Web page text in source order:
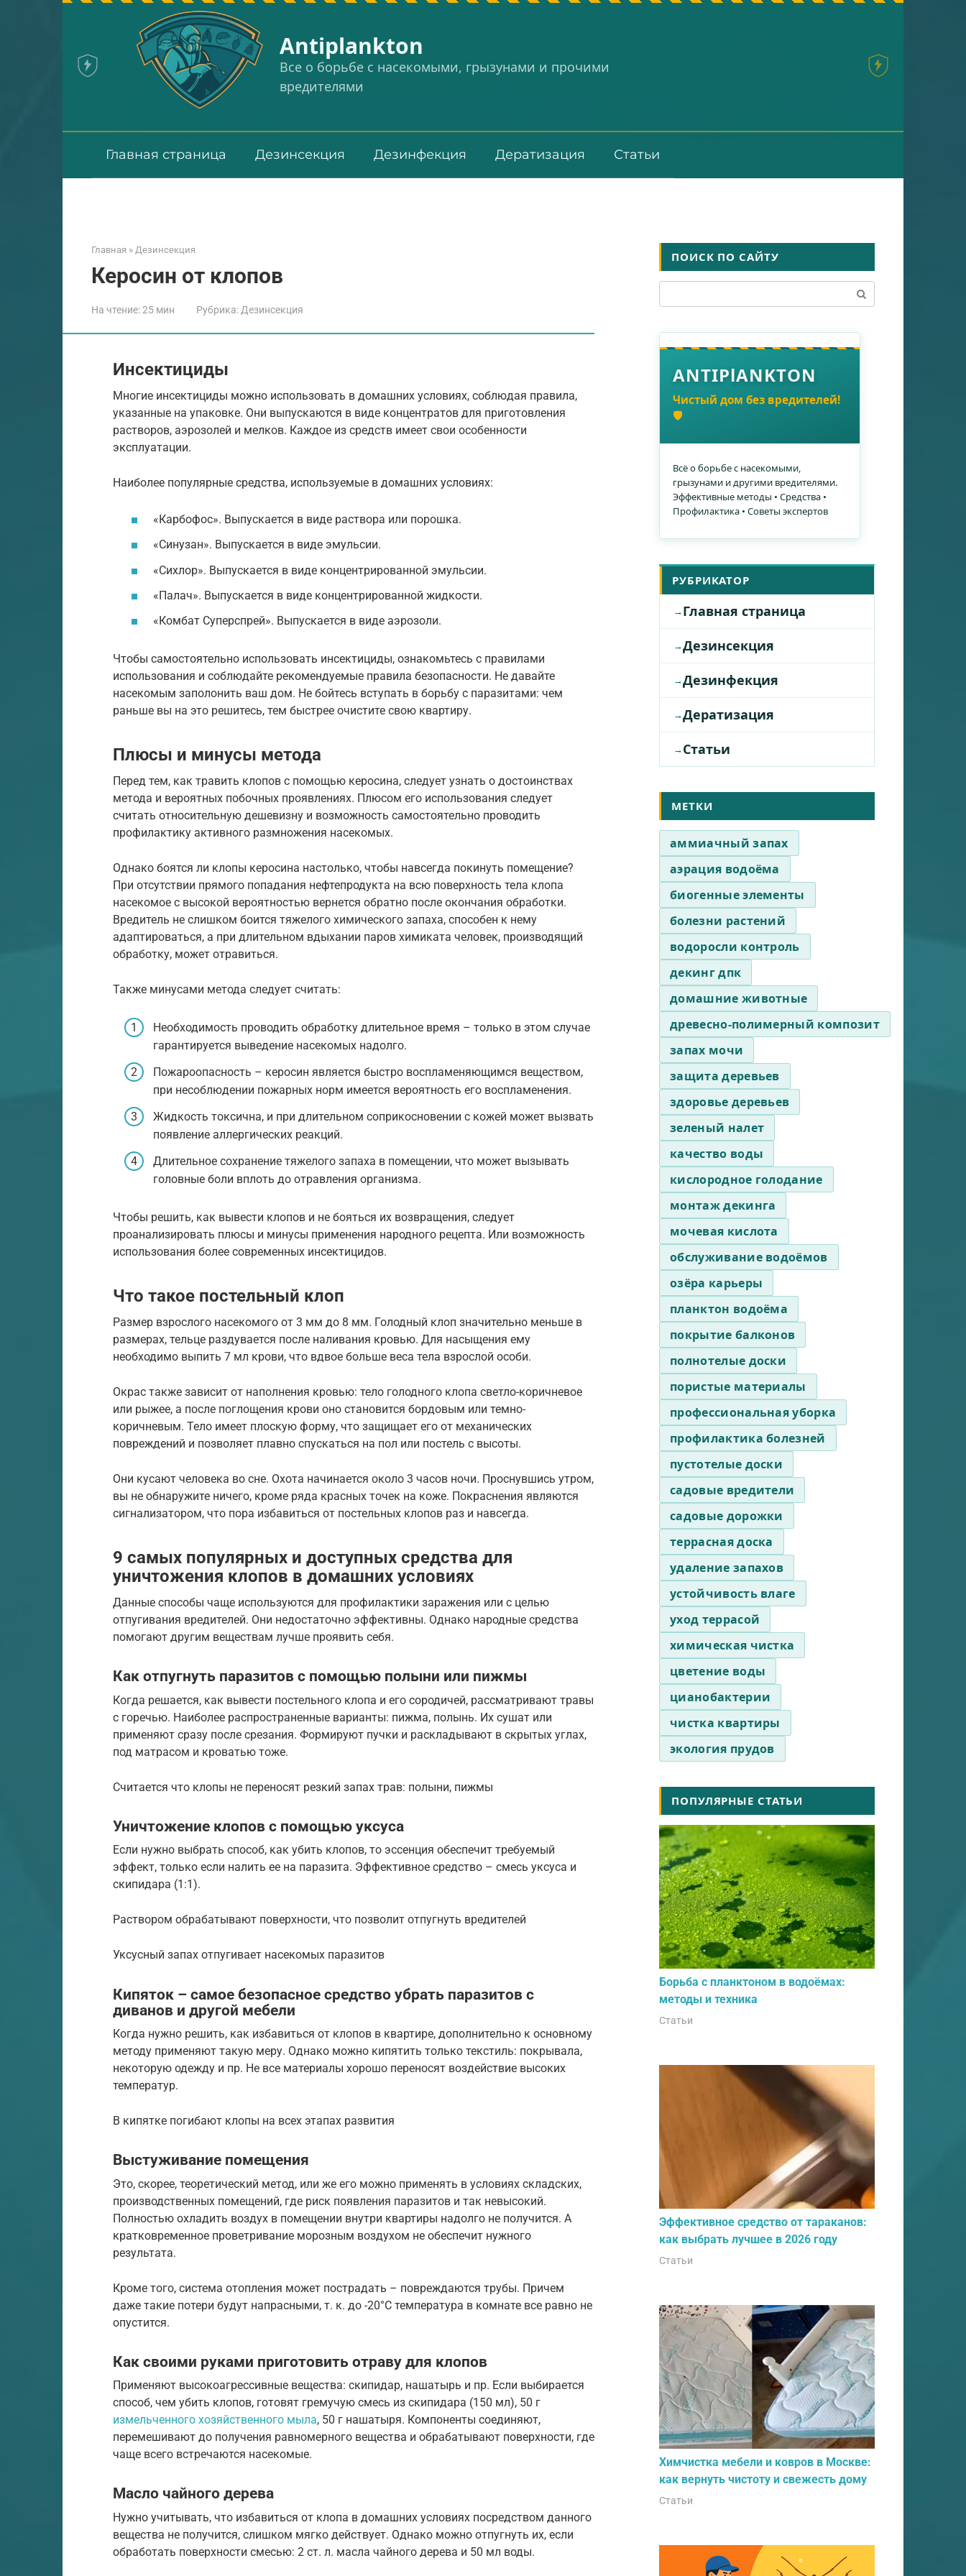
Аntiplankton
Все о борьбе с насекомыми, грызунами и прочими
вредителями
Главная страница Дезинсекция Дезинфекция Дератизация Статьи
Главная » Дезинсекция
Керосин от клопов
На чтение:25 мин Рубрика: Дезинсекция
Инсектициды
Многие инсектициды можно использовать в домашних условиях, соблюдая правила,
указанные на упаковке. Они выпускаются в виде концентратов для приготовления
растворов, аэрозолей и мелков. Каждое из средств имеет свои особенности
эксплуатации.
Наиболее популярные средства, используемые в домашних условиях:
«Карбофос». Выпускается в виде раствора или порошка.
«Синузан». Выпускается в виде эмульсии.
«Сихлор». Выпускается в виде концентрированной эмульсии.
«Палач». Выпускается в виде концентрированной жидкости.
«Комбат Суперспрей». Выпускается в виде аэрозоли.
Чтобы самостоятельно использовать инсектициды, ознакомьтесь с правилами
использования и соблюдайте рекомендуемые правила безопасности. Не давайте
насекомым заполонить ваш дом. Не бойтесь вступать в борьбу с паразитами: чем
раньше вы на это решитесь, тем быстрее очистите свою квартиру.
Плюсы и минусы метода
Перед тем, как травить клопов с помощью керосина, следует узнать о достоинствах
метода и вероятных побочных проявлениях. Плюсом его использования следует
считать относительную дешевизну и возможность самостоятельно проводить
профилактику активного размножения насекомых.
Однако боятся ли клопы керосина настолько, чтобы навсегда покинуть помещение?
При отсутствии прямого попадания нефтепродукта на всю поверхность тела клопа
насекомое с высокой вероятностью вернется обратно после окончания обработки.
Вредитель не слишком боится тяжелого химического запаха, способен к нему
адаптироваться, а при длительном вдыхании паров химиката человек, производящий
обработку, может отравиться.
Также минусами метода следует считать:
Необходимость проводить обработку длительное время – только в этом случае
гарантируется выведение насекомых надолго.
Пожароопасность – керосин является быстро воспламеняющимся веществом,
при несоблюдении пожарных норм имеется вероятность его воспламенения.
Жидкость токсична, и при длительном соприкосновении с кожей может вызвать
появление аллергических реакций.
Длительное сохранение тяжелого запаха в помещении, что может вызывать
головные боли вплоть до отравления организма.
Чтобы решить, как вывести клопов и не бояться их возвращения, следует
проанализировать плюсы и минусы применения народного рецепта. Или возможность
использования более современных инсектицидов.
Что такое постельный клоп
Размер взрослого насекомого от 3 мм до 8 мм. Голодный клоп значительно меньше в
размерах, тельце раздувается после наливания кровью. Для насыщения ему
необходимо выпить 7 мл крови, что вдвое больше веса тела взрослой особи.
Окрас также зависит от наполнения кровью: тело голодного клопа светло-коричневое
или рыжее, а после поглощения крови оно становится бордовым или темно-
коричневым. Тело имеет плоскую форму, что защищает его от механических
повреждений и позволяет плавно спускаться на пол или постель с высоты.
Они кусают человека во сне. Охота начинается около 3 часов ночи. Проснувшись утром,
вы не обнаружите ничего, кроме ряда красных точек на коже. Покраснения являются
сигнализатором, что пора избавиться от постельных клопов раз и навсегда.
9 самых популярных и доступных средства для
уничтожения клопов в домашних условиях
Данные способы чаще используются для профилактики заражения или с целью
отпугивания вредителей. Они недостаточно эффективны. Однако народные средства
помогают другим веществам лучше проявить себя.
Как отпугнуть паразитов с помощью полыни или пижмы
Когда решается, как вывести постельного клопа и его сородичей, рассматривают травы
с горечью. Наиболее распространенные варианты: пижма, полынь. Их сушат или
применяют сразу после срезания. Формируют пучки и раскладывают в скрытых углах,
под матрасом и кроватью тоже.
Считается что клопы не переносят резкий запах трав: полыни, пижмы
Уничтожение клопов с помощью уксуса
Если нужно выбрать способ, как убить клопов, то эссенция обеспечит требуемый
эффект, только если налить ее на паразита. Эффективное средство – смесь уксуса и
скипидара (1:1).
Раствором обрабатывают поверхности, что позволит отпугнуть вредителей
Уксусный запах отпугивает насекомых паразитов
Кипяток – самое безопасное средство убрать паразитов с
диванов и другой мебели
Когда нужно решить, как избавиться от клопов в квартире, дополнительно к основному
методу применяют такую меру. Однако можно кипятить только текстиль: покрывала,
некоторую одежду и пр. Не все материалы хорошо переносят воздействие высоких
температур.
В кипятке погибают клопы на всех этапах развития
Выстуживание помещения
Это, скорее, теоретический метод, или же его можно применять в условиях складских,
производственных помещений, где риск появления паразитов и так невысокий.
Полностью охладить воздух в помещении внутри квартиры надолго не получится. А
кратковременное проветривание морозным воздухом не обеспечит нужного
результата.
Кроме того, система отопления может пострадать – повреждаются трубы. Причем
даже такие потери будут напрасными, т. к. до -20°С температура в комнате все равно не
опустится.
Как своими руками приготовить отраву для клопов
Применяют высокоагрессивные вещества: скипидар, нашатырь и пр. Если выбирается
способ, чем убить клопов, готовят гремучую смесь из скипидара (150 мл), 50 г
измельченного хозяйственного мыла, 50 г нашатыря. Компоненты соединяют,
перемешивают до получения равномерного вещества и обрабатывают поверхности, где
чаще всего встречаются насекомые.
Масло чайного дерева
Нужно учитывать, что избавиться от клопа в домашних условиях посредством данного
вещества не получится, слишком мягко действует. Однако можно отпугнуть их, если
обработать поверхности смесью: 2 ст. л. масла чайного дерева и 50 мл воды.
ПОИСК ПО САЙТУ
ANTIPlANKTON
Чистый дом без вредителей!
🛡️
Всё о борьбе с насекомыми,
грызунами и другими вредителями.
Эффективные методы • Средства •
Профилактика • Советы экспертов
РУБРИКАТОР
Главная страница
Дезинсекция
Дезинфекция
Дератизация
Статьи
МЕТКИ
аммиачный запах
аэрация водоёма
биогенные элементы
болезни растений
водоросли контроль
декинг дпк
домашние животные
древесно-полимерный композит
запах мочи
защита деревьев
здоровье деревьев
зеленый налет
качество воды
кислородное голодание
монтаж декинга
мочевая кислота
обслуживание водоёмов
озёра карьеры
планктон водоёма
покрытие балконов
полнотелые доски
пористые материалы
профессиональная уборка
профилактика болезней
пустотелые доски
садовые вредители
садовые дорожки
террасная доска
удаление запахов
устойчивость влаге
уход террасой
химическая чистка
цветение воды
цианобактерии
чистка квартиры
экология прудов
ПОПУЛЯРНЫЕ СТАТЬИ
Борьба с планктоном в водоёмах:
методы и техника
Статьи
Эффективное средство от тараканов:
как выбрать лучшее в 2026 году
Статьи
Химчистка мебели и ковров в Москве:
как вернуть чистоту и свежесть дому
Статьи